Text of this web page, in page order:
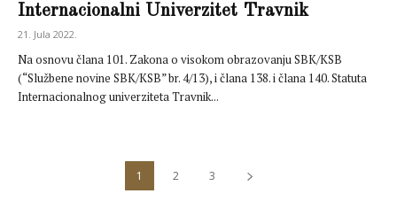
Internacionalni Univerzitet Travnik
21. Jula 2022.
Na osnovu člana 101. Zakona o visokom obrazovanju SBK/KSB
(“Službene novine SBK/KSB” br. 4/13), i člana 138. i člana 140. Statuta
Internacionalnog univerziteta Travnik...
1 2 3